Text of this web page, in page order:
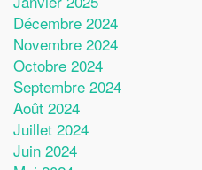
Décembre 2024
Novembre 2024
Octobre 2024
Septembre 2024
Août 2024
Juillet 2024
Juin 2024